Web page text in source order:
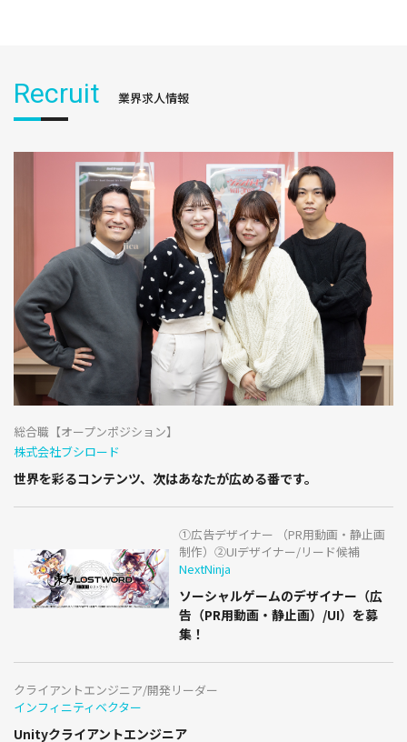
Recruit 業界求人情報
総合職【オープンポジション】
株式会社ブシロード
世界を彩るコンテンツ、次はあなたが広める番です。
①広告デザイナー （PR用動画・静止画
制作）②UIデザイナー/リード候補
NextNinja
ソーシャルゲームのデザイナー（広
告（PR用動画・静止画）/UI）を募
集！
クライアントエンジニア/開発リーダー
インフィニティベクター
Unityクライアントエンジニア